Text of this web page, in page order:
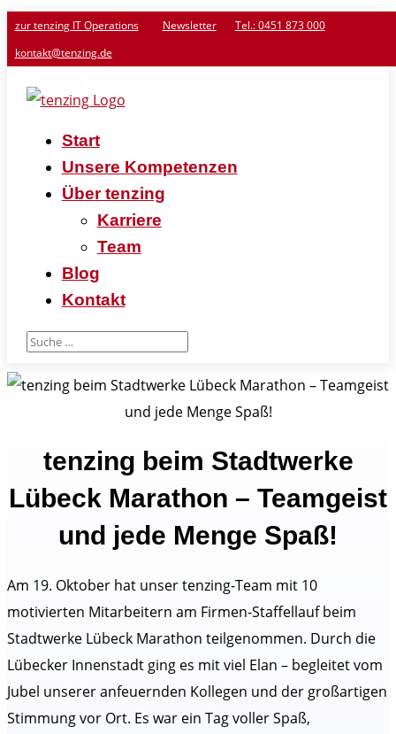
zur tenzing IT Operations Newsletter
Tel.: 0451 873 000
kontakt@tenzing.de
Start
Unsere Kompetenzen
Über tenzing
Karriere
Team
Blog
Kontakt
tenzing beim Stadtwerke
Lübeck Marathon – Teamgeist
und jede Menge Spaß!
Am 19. Oktober hat unser tenzing-Team mit 10
motivierten Mitarbeitern am Firmen-Staffellauf beim
Stadtwerke Lübeck Marathon teilgenommen. Durch die
Lübecker Innenstadt ging es mit viel Elan – begleitet vom
Jubel unserer anfeuernden Kollegen und der großartigen
Stimmung vor Ort. Es war ein Tag voller Spaß,